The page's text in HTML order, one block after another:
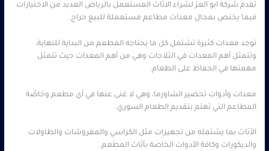
تقدم شركة ابو العز لشراء الاثاث المستعمل بالرياض العديد من الاختيارات
فيما يختص بمجال معدات مطاعم مستعملة للبيع حراج.
توجد معدات كثيرة تشتمل كل ما يحتاجه المطعم من البداية للنهاية،
وتتمثل أهم المعدات في الثلاجات وهي من أهم المعدات حيث تتمثل
مهمتها في الحفاظ على الطعام.
معدات وأدوات تحضير الشاورما، وهي لا غنى عنها في أي مطعم وخاصًة
المطاعم التي تهتم بتقديم الطعام السوري.
الأثاث بما يشتمله من تجهيزات مثل الكراسي والمفروشات والطاولات
والديكورات وكافة الأدوات الخاصة بأثاث المطعم.